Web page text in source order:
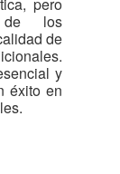
los
de
y
éxito en